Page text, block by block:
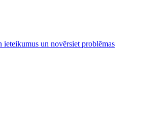
ieteikumus un novērsiet problēmas